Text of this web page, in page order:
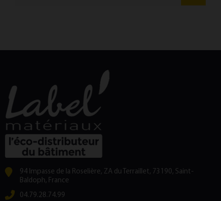
94 Impasse de la Roselière, ZA du Terraillet, 73190, Saint-
Baldoph, France
04.79.28.74.99